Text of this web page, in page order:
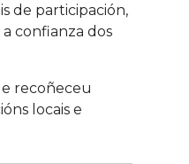
de participación,
confianza dos
recoñeceu
locais e